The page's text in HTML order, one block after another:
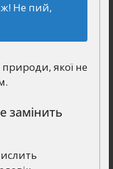
Не пий,
якої не
замінить